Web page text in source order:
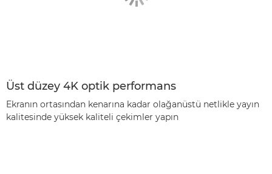
Üst düzey 4K optik performans
Ekranın ortasından kenarına kadar olağanüstü netlikle yayın
kalitesinde yüksek kaliteli çekimler yapın